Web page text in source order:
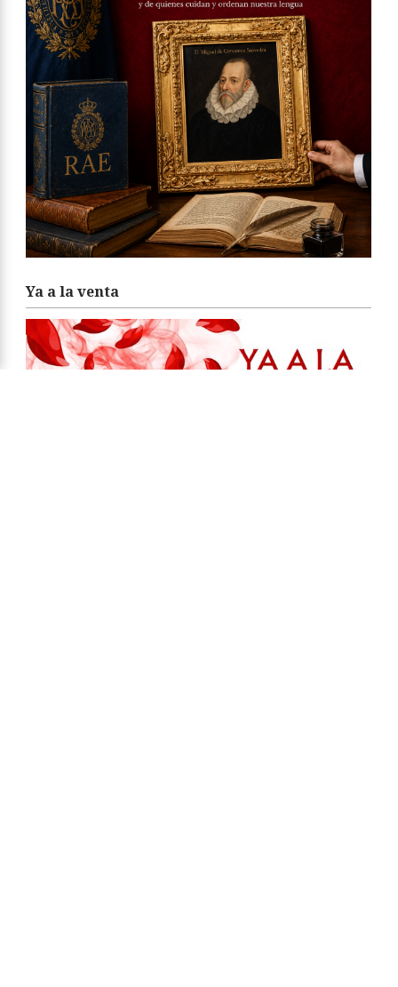
Ya a la venta